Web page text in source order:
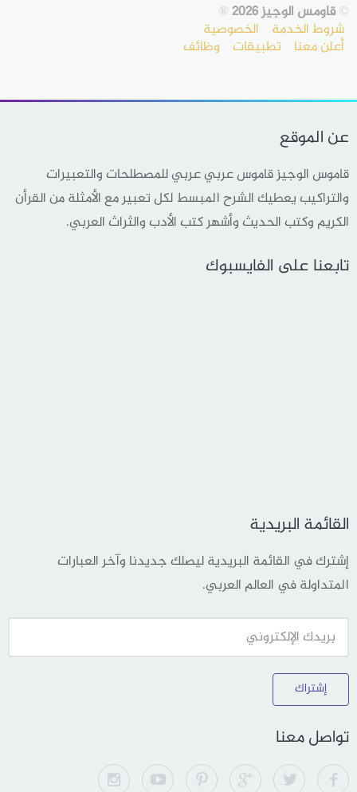
©قاومس الوجيز 2026 ®
شروط الخدمة الخصوصية
أعلن معنا تطبيقات وظائف
عن الموقع
قاموس الوجيز قاموس عربي عربي للمصطلحات والتعبيرات
والتراكيب يعطيك الشرح المبسط لكل تعبير مع الأمثلة من القرأن
الكريم وكتب الحديث وأشهر كتب الأدب والثراث العربي.
تابعنا على الفايسبوك
القائمة البريدية
إشترك في القائمة البريدية ليصلك جديدنا وآخر العبارات
المتداولة في العالم العربي.
إشتراك
تواصل معنا